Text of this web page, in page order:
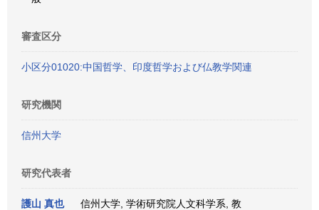
審査区分
小区分01020:中国哲学、印度哲学および仏教学関連
研究機関
信州大学
研究代表者
護山 真也
信州大学, 学術研究院人文科学系, 教